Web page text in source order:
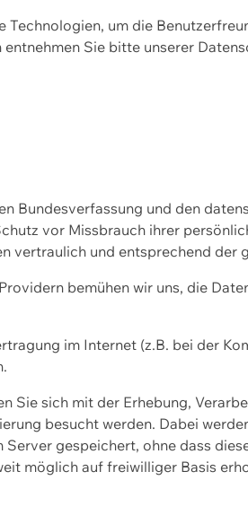
um die
Sie bitte unserer
Bundesverfassung und den
vor Missbrauch ihrer
vertraulich und entsprechend
bemühen wir uns, die
im Internet (z.B. bei der
Sie sich mit der Erhebung,
besucht werden. Dabei
gespeichert, ohne dass
möglich auf freiwilliger Basis